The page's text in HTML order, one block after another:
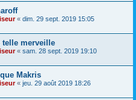
« dim. 29 sept. 2019 15:05
telle merveille
« sam. 28 sept. 2019 19:10
Makris
« jeu. 29 août 2019 18:26